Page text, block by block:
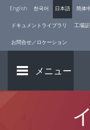
English 한국어 日本語 简体
ドキュメントライブラリ 工場
お問合せ／ロケーション
メニュー